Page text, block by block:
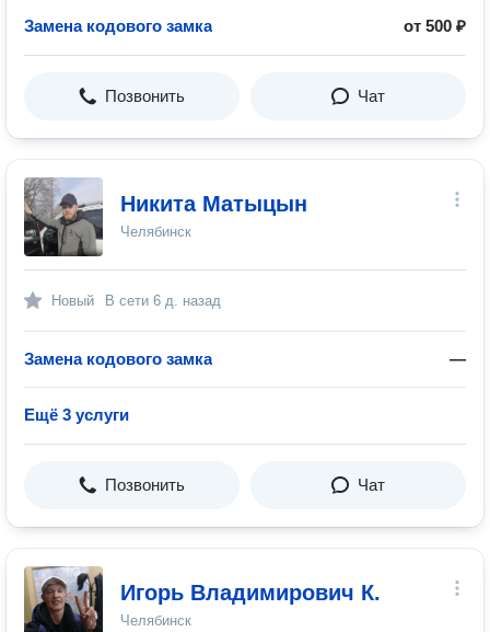
Замена кодового замка от 500 ₽
Позвонить Чат
Никита Матыцын
Челябинск
Новый В сети 6 д. назад
Замена кодового замка —
Ещё 3 услуги
Позвонить Чат
Игорь Владимирович К.
Челябинск